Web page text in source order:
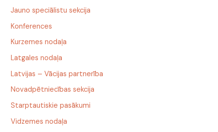
Jauno speciālistu sekcija
Konferences
Kurzemes nodaļa
Latgales nodaļa
Latvijas – Vācijas partnerība
Novadpētniecības sekcija
Starptautiskie pasākumi
Vidzemes nodaļa